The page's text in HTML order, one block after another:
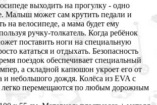
выходить на прогулку - одно
Малыш может сам крутить педали и
на велосипеде, а мама будет ему
ручку-толкатель. Когда ребёнок
поставить ноги на специальную
кататься и отдыхать. Безопасность
поездок обеспечивает специальный
а складной капюшон укроет его от
и небольшого дождя. Колёса из EVA с
легко перемещаются по любым дорожным